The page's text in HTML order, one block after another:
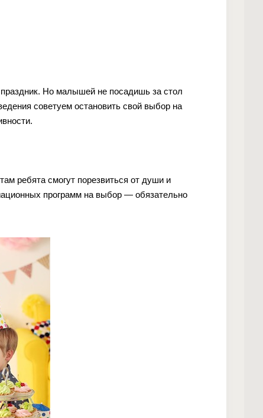
Но малышей не посадишь за стол
советуем остановить свой выбор на
ребята смогут порезвиться от души и
программ на выбор — обязательно